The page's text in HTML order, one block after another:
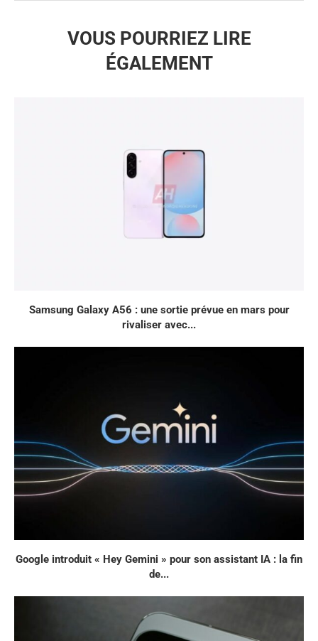
VOUS POURRIEZ LIRE
ÉGALEMENT
Samsung Galaxy A56 : une sortie prévue en mars pour
rivaliser avec...
Google introduit « Hey Gemini » pour son assistant IA : la fin
de...